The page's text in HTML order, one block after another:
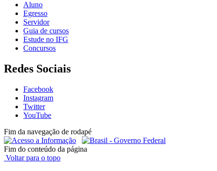
Aluno
Egresso
Servidor
Guia de cursos
Estude no IFG
Concursos
Redes Sociais
Facebook
Instagram
Twitter
YouTube
Fim da navegação de rodapé
Fim do conteúdo da página
Voltar para o topo